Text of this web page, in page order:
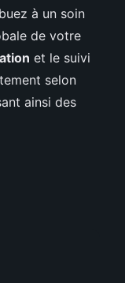
à un soin
de votre
et le suivi
selon
ainsi des